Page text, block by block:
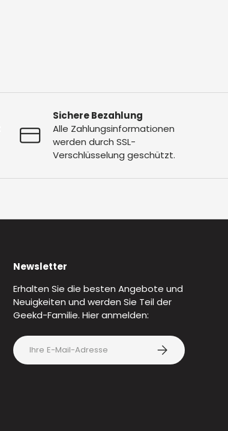
Sichere Bezahlung
Alle Zahlungsinformationen
werden durch SSL-
Verschlüsselung geschützt.
Newsletter
Erhalten Sie die besten Angebote und
Neuigkeiten und werden Sie Teil der
Geekd-Familie. Hier anmelden:
E-Mail Abonnieren